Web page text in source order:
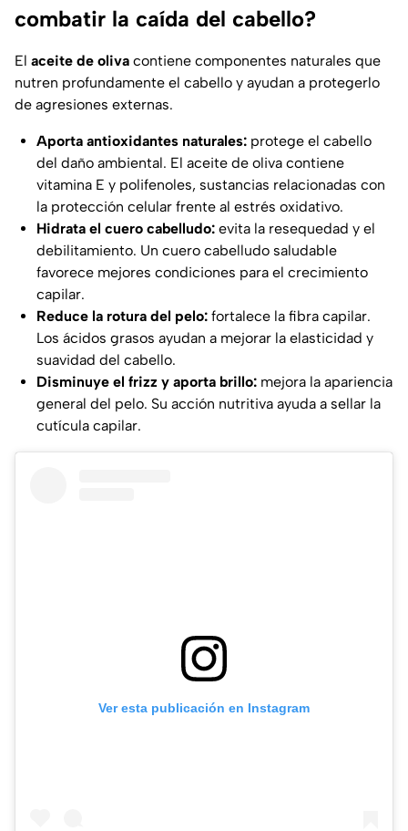
combatir la caída del cabello?
El aceite de oliva contiene componentes naturales que
nutren profundamente el cabello y ayudan a protegerlo
de agresiones externas.
Aporta antioxidantes naturales: protege el cabello
del daño ambiental. El aceite de oliva contiene
vitamina E y polifenoles, sustancias relacionadas con
la protección celular frente al estrés oxidativo.
Hidrata el cuero cabelludo: evita la resequedad y el
debilitamiento. Un cuero cabelludo saludable
favorece mejores condiciones para el crecimiento
capilar.
Reduce la rotura del pelo: fortalece la fibra capilar.
Los ácidos grasos ayudan a mejorar la elasticidad y
suavidad del cabello.
Disminuye el frizz y aporta brillo: mejora la apariencia
general del pelo. Su acción nutritiva ayuda a sellar la
cutícula capilar.
Ver esta publicación en Instagram